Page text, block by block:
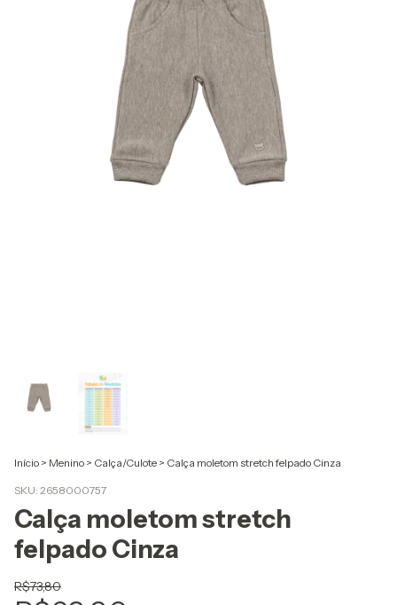
Início > Menino > Calça/Culote > Calça moletom stretch felpado Cinza
SKU: 2658000757
Calça moletom stretch
felpado Cinza
R$73,80